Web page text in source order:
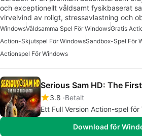
och exceptionellt våldsamt fysikbaserat
virvelvind av roligt, stressavlastning och
WindowsVåldsamma Spel För WindowsGratis
Action-Skjutspel För WindowsSandbox-Spel För
Actionspel För Windows
Serious Sam HD: The
3.8 Betalt
Ett Full Version Action-spel för
Download för